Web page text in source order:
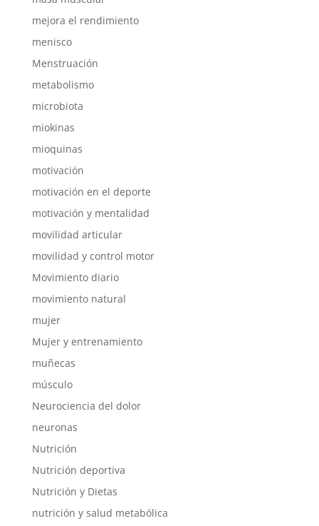
mejora el rendimiento
menisco
Menstruación
metabolismo
microbiota
miokinas
mioquinas
motivación
motivación en el deporte
motivación y mentalidad
movilidad articular
movilidad y control motor
Movimiento diario
movimiento natural
mujer
Mujer y entrenamiento
muñecas
músculo
Neurociencia del dolor
neuronas
Nutrición
Nutrición deportiva
Nutrición y Dietas
nutrición y salud metabólica